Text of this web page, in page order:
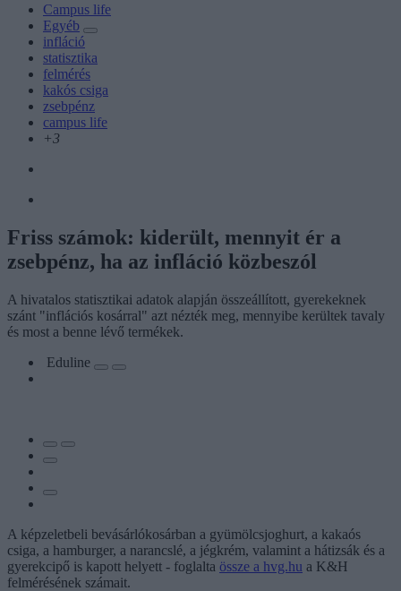
Campus life
Egyéb
infláció
statisztika
felmérés
kakós csiga
zsebpénz
campus life
+3
Friss számok: kiderült, mennyit ér a
zsebpénz, ha az infláció közbeszól
A hivatalos statisztikai adatok alapján összeállított, gyerekeknek
szánt "inflációs kosárral" azt nézték meg, mennyibe kerültek tavaly
és most a benne lévő termékek.
Eduline
A képzeletbeli bevásárlókosárban a gyümölcsjoghurt, a kakaós
csiga, a hamburger, a narancslé, a jégkrém, valamint a hátizsák és a
gyerekcipő is kapott helyett - foglalta össze a hvg.hu a K&H
felmérésének számait.